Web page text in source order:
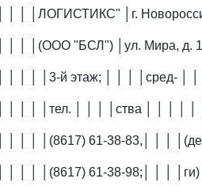
│ │ │ │ЛОГИСТИКС" │г.
│ │ │ │(ООО "БСЛ") │ул. Мира, д.
│ │ │ │ │3-й этаж; │ │ │ │сред- │ │
│ │ │ │ │тел. │ │ │ │ства │ │ │ │ │ │
│ │ │ │ │(8617) 61-38-83,│ │ │
│ │ │ │ │(8617) 61-38-98;│ │ │ │ги)